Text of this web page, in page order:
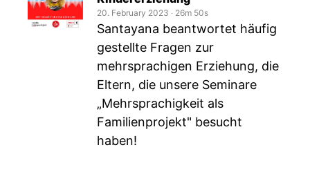
20. February 2023 ‧ 26m 50s
Santayana beantwortet häufig
gestellte Fragen zur
mehrsprachigen Erziehung, die
Eltern, die unsere Seminare
„Mehrsprachigkeit als
Familienprojekt" besucht
haben!